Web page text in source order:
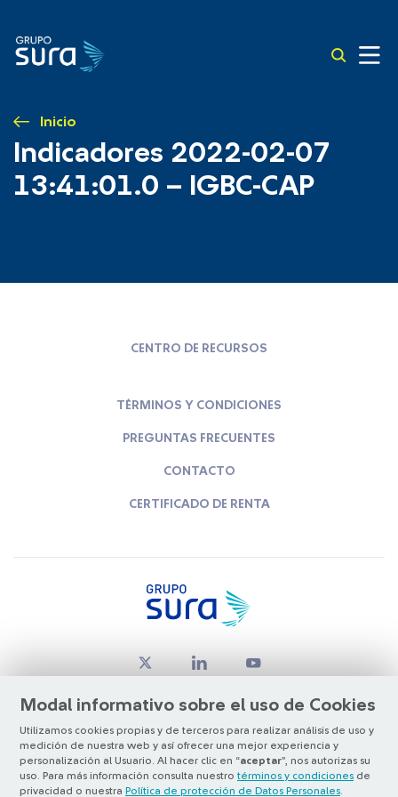
Inicio
Indicadores 2022-02-07
13:41:01.0 – IGBC-CAP
Modal informativo sobre el uso de Cookies
Utilizamos cookies propias y de terceros para realizar análisis de uso y
medición de nuestra web y así ofrecer una mejor experiencia y
personalización al Usuario. Al hacer clic en “aceptar”, nos autorizas su
uso. Para más información consulta nuestro términos y condiciones de
privacidad o nuestra Política de protección de Datos Personales
CENTRO DE RECURSOS
TÉRMINOS Y CONDICIONES
PREGUNTAS FRECUENTES
CONTACTO
CERTIFICADO DE RENTA
© Copyright Grupo SURA 2026